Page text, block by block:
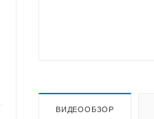
ВИДЕООБЗОР